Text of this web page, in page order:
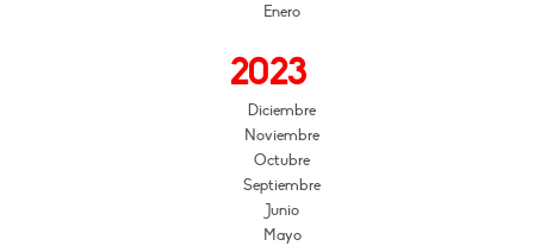
Enero
2023
Diciembre
Noviembre
Octubre
Septiembre
Junio
Mayo